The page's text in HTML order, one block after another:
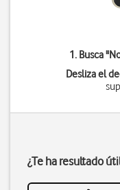
1. Busca "
Desliza el
¿Te ha resultado